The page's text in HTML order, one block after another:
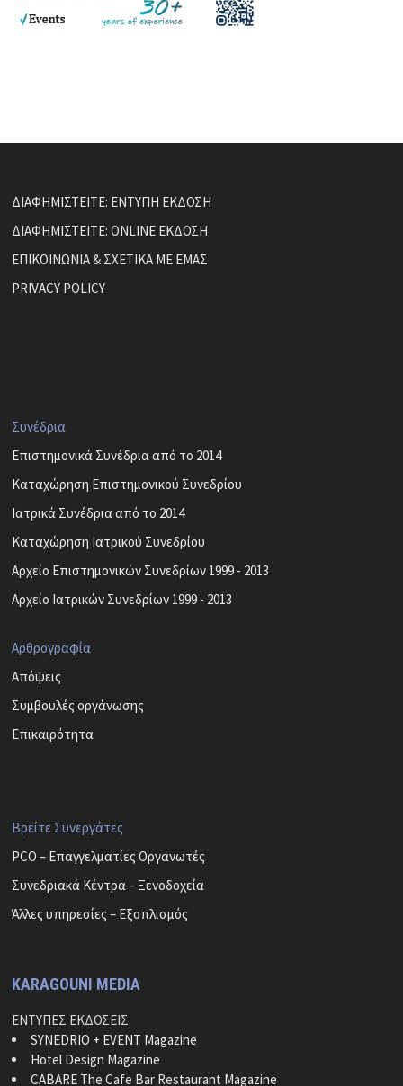
ΔΙΑΦΗΜΙΣΤΕΙΤΕ: ΕΝΤΥΠΗ ΕΚΔΟΣΗ
ΔΙΑΦΗΜΙΣΤΕΙΤΕ: ONLINE ΕΚΔΟΣΗ
ΕΠΙΚΟΙΝΩΝΙΑ & ΣΧΕΤΙΚΑ ΜΕ ΕΜΑΣ
PRIVACY POLICY
Συνέδρια
Επιστημονικά Συνέδρια από το 2014
Καταχώρηση Επιστημονικού Συνεδρίου
Ιατρικά Συνέδρια από το 2014
Καταχώρηση Ιατρικού Συνεδρίου
Αρχείο Επιστημονικών Συνεδρίων 1999 - 2013
Αρχείο Ιατρικών Συνεδρίων 1999 - 2013
Αρθρογραφία
Απόψεις
Συμβουλές οργάνωσης
Επικαιρότητα
Βρείτε Συνεργάτες
PCO – Επαγγελματίες Οργανωτές
Συνεδριακά Κέντρα – Ξενοδοχεία
Άλλες υπηρεσίες – Εξοπλισμός
KARAGOUNI MEDIA
ΕΝΤΥΠΕΣ ΕΚΔΟΣΕΙΣ
SYNEDRIO + EVENT Magazine
Hotel Design Magazine
CABARE The Cafe Bar Restaurant Magazine